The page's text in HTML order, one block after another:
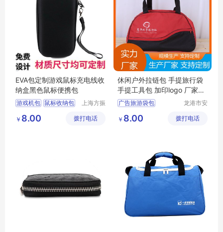
EVA包定制游戏鼠标充电线收
纳盒黑色鼠标便携包
游戏机包 鼠标收纳包
上海方振
有限公司
￥ 8.00 拨打电话
休闲户外拉链包 手提旅行袋
手提工具包 加印logo 厂家定
制
广告旅游袋包
牛津布旅行袋
龙港市安
品厂（个
￥ 8.00 拨打电话